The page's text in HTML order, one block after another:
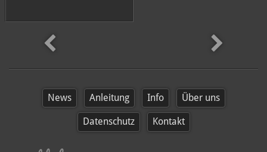
später
News Anleitung Info Über uns
Datenschutz Kontakt